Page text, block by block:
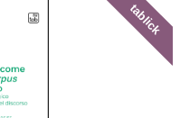
tablick